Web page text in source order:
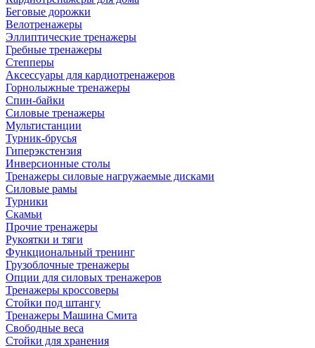
Беговые дорожки
Велотренажеры
Эллиптические тренажеры
Гребные тренажеры
Степперы
Аксессуары для кардиотренажеров
Горнолыжные тренажеры
Спин-байки
Силовые тренажеры
Мультистанции
Турник-брусья
Гиперэкстензия
Инверсионные столы
Тренажеры силовые нагружаемые дисками
Силовые рамы
Турники
Скамьи
Прочие тренажеры
Рукоятки и тяги
Функциональный тренинг
Грузоблочные тренажеры
Опции для силовых тренажеров
Тренажеры кроссоверы
Стойки под штангу
Тренажеры Машина Смита
Свободные веса
Стойки для хранения